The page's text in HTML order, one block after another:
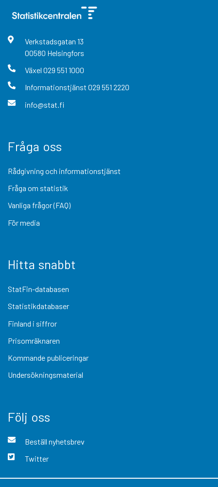
Verkstadsgatan 13
00580 Helsingfors
Växel 029 551 1000
Informationstjänst 029 551 2220
info@stat.fi
Fråga oss
Rådgivning och informationstjänst
Fråga om statistik
Vanliga frågor (FAQ)
För media
Hitta snabbt
StatFin-databasen
Statistikdatabaser
Finland i siffror
Prisomräknaren
Kommande publiceringar
Undersökningsmaterial
Följ oss
Beställ nyhetsbrev
Twitter